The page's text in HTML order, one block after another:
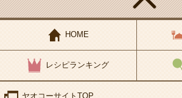
HOME
レシピランキング
ヤオコーサイトTOP